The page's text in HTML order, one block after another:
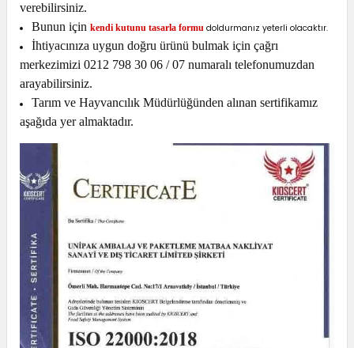
verebilirsiniz.
Bunun içinkendi kutunu tasarla formu doldurmanız yeterli olacaktır.
İhtiyacınıza uygun doğru ürünü bulmak için çağrı
merkezimizi 0212 798 30 06 / 07 numaralı telefonumuzdan
arayabilirsiniz.
Tarım ve Hayvancılık Müdürlüğünden alınan sertifikamız
aşağıda yer almaktadır.